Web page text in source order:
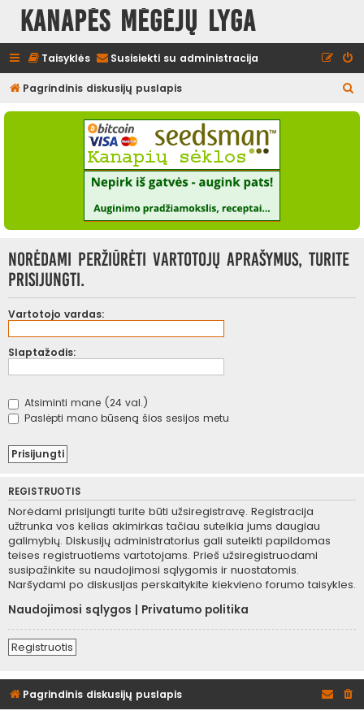
Kanapės mėgėjų lyga
Taisyklės Susisiekti su administracija
Pagrindinis diskusijų puslapis
e
Norėdami peržiūrėti vartotojų aprašymus, turite
prisijungti.
Vartotojo vardas:
Slaptažodis:
Atsiminti mane (24 val.)
Paslėpti mano būseną šios sesijos metu
REGISTRUOTIS
Norėdami prisijungti turite būti užsiregistravę. Registracija
užtrunka vos kelias akimirkas tačiau suteikia jums daugiau
galimybių. Diskusijų administratorius gali suteikti papildomas
teises registruotiems vartotojams. Prieš užsiregistruodami
susipažinkite su naudojimosi sąlygomis ir nuostatomis.
Naršydami po diskusijas perskaitykite kiekvieno forumo taisykles.
Naudojimosi sąlygos
Privatumo politika
Registruotis
Pagrindinis diskusijų puslapis